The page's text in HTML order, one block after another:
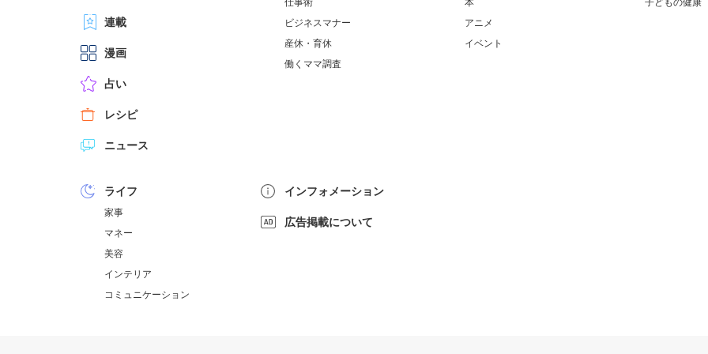
連載
漫画
占い
レシピ
ニュース
仕事術
ビジネスマナー
産休・育休
働くママ調査
本
アニメ
イベント
子どもの健康
ライフ
家事
マネー
美容
インテリア
コミュニケーション
インフォメーション
広告掲載について